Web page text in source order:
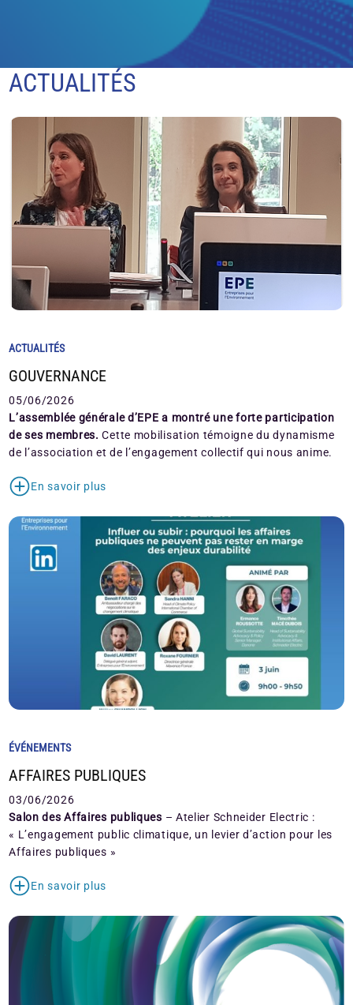
ACTUALITÉS
ACTUALITÉS
GOUVERNANCE
05/06/2026
L’assemblée générale d’EPE a montré une forte participation
de ses membres.Cette mobilisation témoigne du dynamisme
de l’association et de l’engagement collectif qui nous anime.
En savoir plus
ÉVÉNEMENTS
AFFAIRES PUBLIQUES
03/06/2026
Salon des Affaires publiques – Atelier Schneider Electric :
« L’engagement public climatique, un levier d’action pour les
Affaires publiques »
En savoir plus